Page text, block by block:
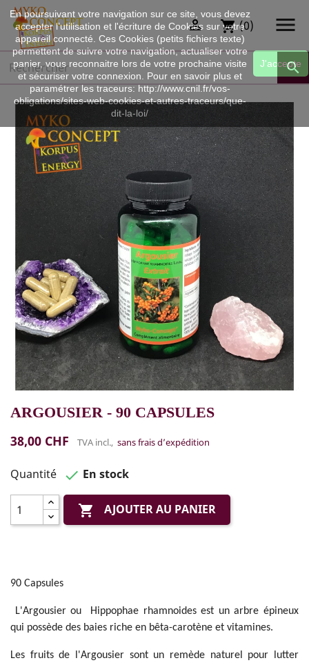
 shopping_cart (0) 

ARGOUSIER - 90 CAPSULES
38,00 CHF TVA incl., sans frais d’expédition
Quantité  En stock
 AJOUTER AU PANIER
90 Capsules
L'Argousier ou Hippophae rhamnoides est un arbre épineux
qui possède des baies riche en bêta-carotène et vitamines.
Les fruits de l'Argousier sont un remède naturel pour lutter
En poursuivant votre navigation sur ce site, vous devez
accepter l’utilisation et l'écriture de Cookies sur votre
appareil connecté. Ces Cookies (petits fichiers texte)
permettent de suivre votre navigation, actualiser votre
panier, vous reconnaitre lors de votre prochaine visite
et sécuriser votre connexion. Pour en savoir plus et
paramétrer les traceurs: http://www.cnil.fr/vos-
obligations/sites-web-cookies-et-autres-traceurs/que-
dit-la-loi/
J'accepte